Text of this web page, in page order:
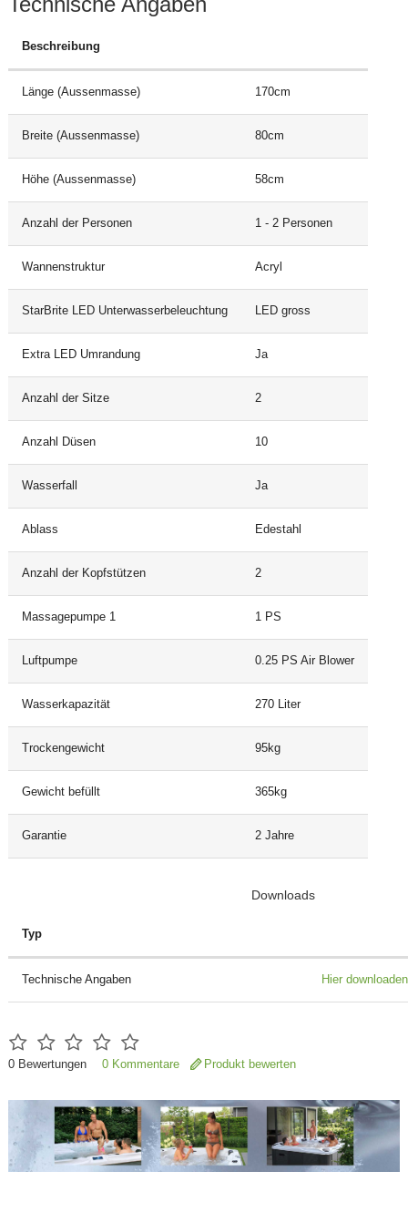
Beschreibung
Länge (Aussenmasse) 170cm
Breite (Aussenmasse) 80cm
Höhe (Aussenmasse) 58cm
Anzahl der Personen 1 - 2 Personen
Wannenstruktur Acryl
StarBrite LED Unterwasserbeleuchtung LED gross
Extra LED Umrandung Ja
Anzahl der Sitze 2
Anzahl Düsen 10
Wasserfall Ja
Ablass Edestahl
Anzahl der Kopfstützen 2
Massagepumpe 1 1 PS
Luftpumpe 0.25 PS Air Blower
Wasserkapazität 270 Liter
Trockengewicht 95kg
Gewicht befüllt 365kg
Garantie 2 Jahre
Downloads
Typ
Technische Angaben Hier downloaden
0Bewertungen 0 Kommentare Produkt bewerten